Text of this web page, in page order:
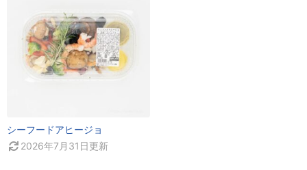
シーフードアヒージョ
2026年7月31日更新